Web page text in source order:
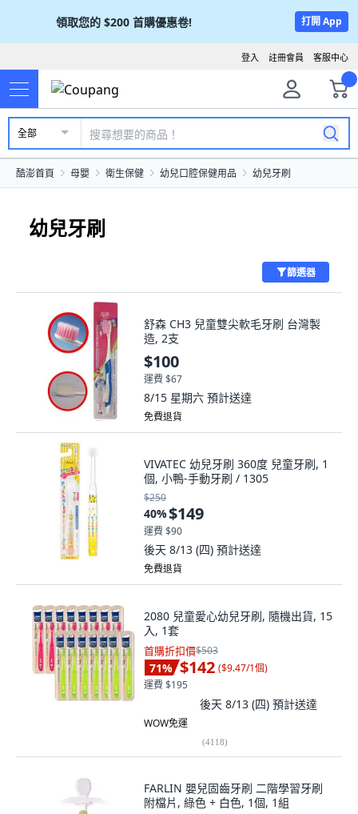
領取您的 $200 首購優惠卷! 打開 App
客服中心
註冊會員
登入
全部
酷澎首頁 母嬰 衛生保健 幼兒口腔保健用品 幼兒牙刷
幼兒牙刷
篩選器
舒森 CH3 兒童雙尖軟毛牙刷 台灣製
造, 2支
$100
運費 $67
8/15 星期六 預計送達
免費退貨
VIVATEC 幼兒牙刷 360度 兒童牙刷, 1
個, 小鴨-手動牙刷 / 1305
$250
40%$149
運費 $90
後天 8/13 (四) 預計送達
免費退貨
2080 兒童愛心幼兒牙刷, 隨機出貨, 15
入, 1套
首購折扣價$503
71% $142 ($9.47/1個)
運費 $195
後天 8/13 (四) 預計送達
WOW免運
(4118)
FARLIN 嬰兒固齒牙刷 二階學習牙刷
附檔片, 綠色 + 白色, 1個, 1組